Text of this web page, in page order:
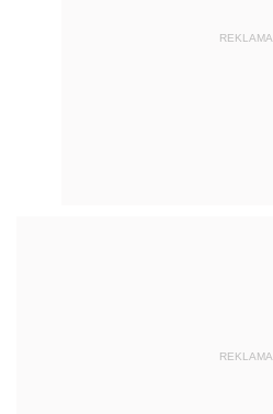
REKLAMA
REKLAMA